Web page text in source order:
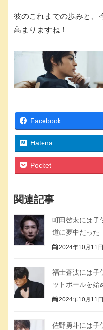
彼のこれまでの歩みと、
高まりますね！
Facebook
Hatena
Pocket
関連記事
町田啓太には子
道に夢中だった
2024年10月11日
福士蒼汰には子
ットボールを始
2024年10月11日
佐野勇斗には子